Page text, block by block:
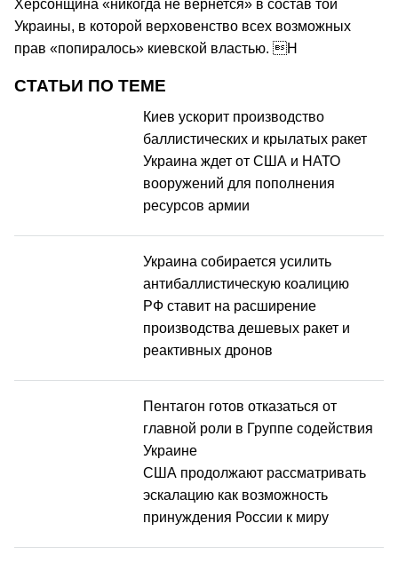
Херсонщина «никогда не вернется» в состав той
Украины, в которой верховенство всех возможных
прав «попиралось» киевской властью. H
СТАТЬИ ПО ТЕМЕ
Киев ускорит производство
баллистических и крылатых ракет
Украина ждет от США и НАТО
вооружений для пополнения
ресурсов армии
Украина собирается усилить
антибаллистическую коалицию
РФ ставит на расширение
производства дешевых ракет и
реактивных дронов
Пентагон готов отказаться от
главной роли в Группе содействия
Украине
США продолжают рассматривать
эскалацию как возможность
принуждения России к миру